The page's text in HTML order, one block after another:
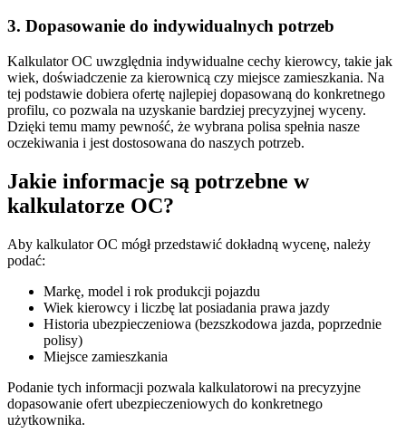
3. Dopasowanie do indywidualnych potrzeb
Kalkulator OC uwzględnia indywidualne cechy kierowcy, takie jak
wiek, doświadczenie za kierownicą czy miejsce zamieszkania. Na
tej podstawie dobiera ofertę najlepiej dopasowaną do konkretnego
profilu, co pozwala na uzyskanie bardziej precyzyjnej wyceny.
Dzięki temu mamy pewność, że wybrana polisa spełnia nasze
oczekiwania i jest dostosowana do naszych potrzeb.
Jakie informacje są potrzebne w
kalkulatorze OC?
Aby kalkulator OC mógł przedstawić dokładną wycenę, należy
podać:
Markę, model i rok produkcji pojazdu
Wiek kierowcy i liczbę lat posiadania prawa jazdy
Historia ubezpieczeniowa (bezszkodowa jazda, poprzednie
polisy)
Miejsce zamieszkania
Podanie tych informacji pozwala kalkulatorowi na precyzyjne
dopasowanie ofert ubezpieczeniowych do konkretnego
użytkownika.